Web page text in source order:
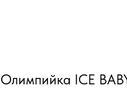
Олимпийка ICE